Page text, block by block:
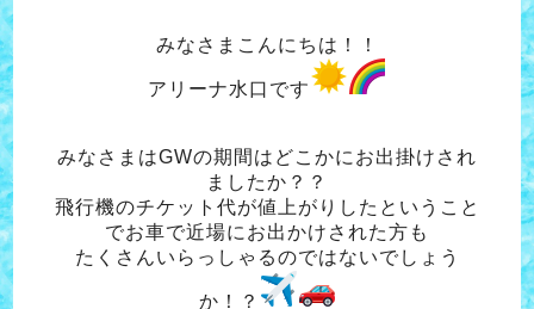
みなさまこんにちは！！
アリーナ水口です
みなさまはGWの期間はどこかにお出掛けされ
ましたか？？
飛行機のチケット代が値上がりしたということ
でお車で近場にお出かけされた方も
たくさんいらっしゃるのではないでしょう
か！？